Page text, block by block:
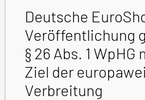
Deutsche
Veröffentlichung
§ 26 Abs. 1 WpHG
Ziel der
Verbreitung